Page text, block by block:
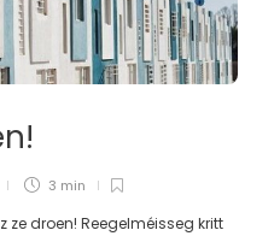
3 min
ze droen! Reegelméisseg kritt